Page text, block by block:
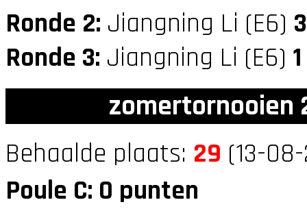
Ronde 2: Jiangning Li (E6) 3
Ronde 3: Jiangning Li (E6) 1
zomertornooien
Behaalde plaats: 29 (13-
Poule C: 0 punten